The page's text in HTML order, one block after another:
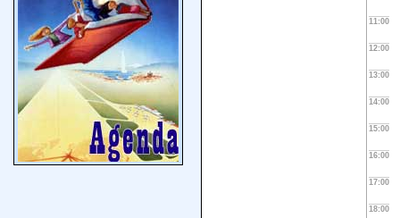
11:00
12:00
13:00
14:00
15:00
16:00
17:00
18:00